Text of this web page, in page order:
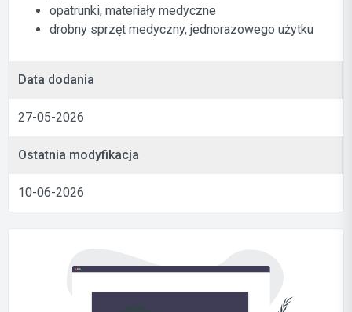
opatrunki, materiały medyczne
drobny sprzęt medyczny, jednorazowego użytku
Data dodania
27-05-2026
Ostatnia modyfikacja
10-06-2026